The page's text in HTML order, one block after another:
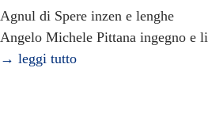
Agnul di Spere inzen e lenghe
Angelo Michele Pittana ingegno e
→ leggi tutto